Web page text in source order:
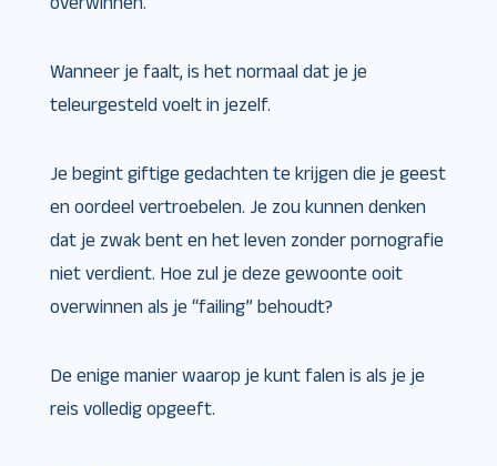
Wanneer je faalt, is het normaal dat je je
teleurgesteld voelt in jezelf.
Je begint giftige gedachten te krijgen die je geest
en oordeel vertroebelen. Je zou kunnen denken
dat je zwak bent en het leven zonder pornografie
niet verdient. Hoe zul je deze gewoonte ooit
overwinnen als je “failing” behoudt?
De enige manier waarop je kunt falen is als je je
reis volledig opgeeft.